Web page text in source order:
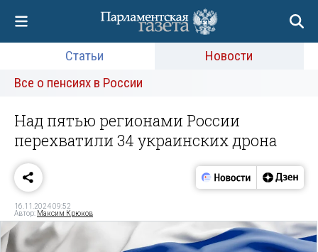
Статьи
Новости
Все о пенсиях в России
Над пятью регионами России
перехватили 34 украинских дрона
16.11.2024 09:52
Автор: Максим Крюков